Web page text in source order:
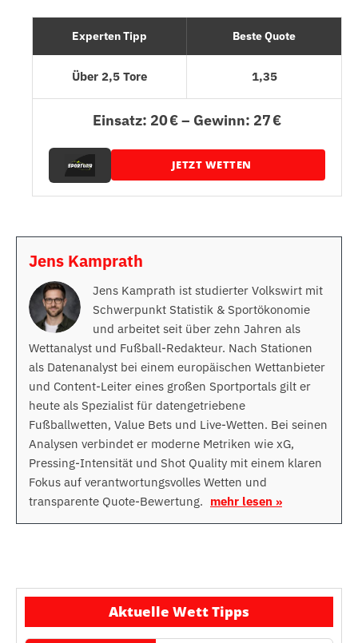
Experten Tipp Beste Quote
Über 2,5 Tore 1,35
Einsatz: 20 € – Gewinn: 27 €
JETZT WETTEN
Jens Kamprath
Jens Kamprath ist studierter Volkswirt mit
Schwerpunkt Statistik & Sportökonomie
und arbeitet seit über zehn Jahren als
Wettanalyst und Fußball-Redakteur. Nach Stationen
als Datenanalyst bei einem europäischen Wettanbieter
und Content-Leiter eines großen Sportportals gilt er
heute als Spezialist für datengetriebene
Fußballwetten, Value Bets und Live-Wetten. Bei seinen
Analysen verbindet er moderne Metriken wie xG,
Pressing-Intensität und Shot Quality mit einem klaren
Fokus auf verantwortungsvolles Wetten und
transparente Quote-Bewertung. mehr lesen »
Aktuelle Wett Tipps